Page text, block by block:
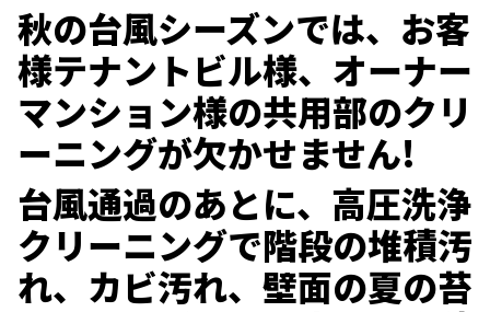
秋の台風シーズンでは、お客
様テナントビル様、オーナー
マンション様の共用部のクリ
ーニングが欠かせません!
台風通過のあとに、高圧洗浄
クリーニングで階段の堆積汚
れ、カビ汚れ、壁面の夏の苔